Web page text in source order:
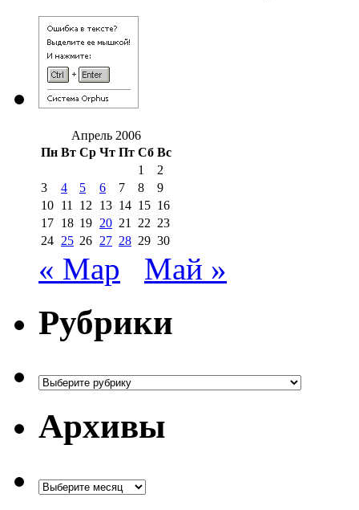
Апрель 2006
Пн Вт Ср Чт Пт Сб Вс
1
2
3
4 5 6 7 8
9
10 11 12 13 14 15 16
17 18 19 20 21 22 23
24 25 26 27 28 29 30
« Мар Май »
Рубрики
Рубрики
Архивы